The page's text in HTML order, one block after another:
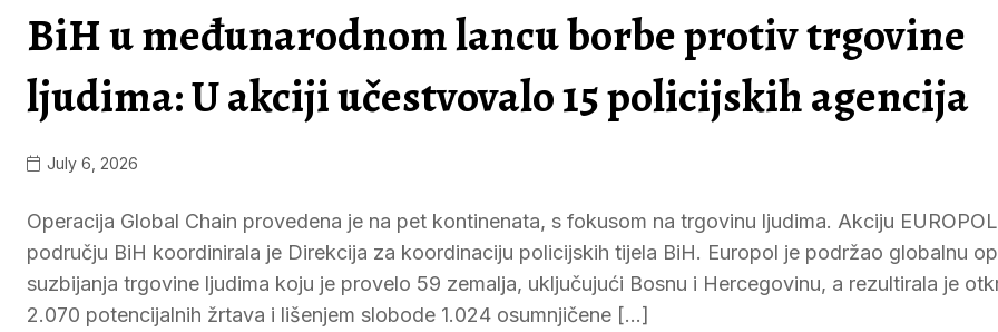
BiH u međunarodnom lancu borbe protiv trgovine
ljudima: U akciji učestvovalo 15 policijskih agencija
July 6, 2026
Operacija Global Chain provedena je na pet kontinenata, s fokusom na trgovinu ljudima. Akciju
području BiH koordinirala je Direkcija za koordinaciju policijskih tijela BiH. Europol je podržao globalnu
suzbijanja trgovine ljudima koju je provelo 59 zemalja, uključujući Bosnu i Hercegovinu, a rezultirala je
2.070 potencijalnih žrtava i lišenjem slobode 1.024 osumnjičene […]